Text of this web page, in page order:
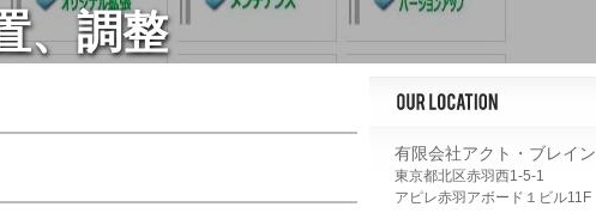
、調整
有限会社アクト・ブレイン
東京都北区赤羽西1-5-1
アピレ赤羽アボード１ビル11F